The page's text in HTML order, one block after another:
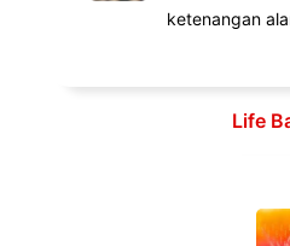
ketenangan
Life